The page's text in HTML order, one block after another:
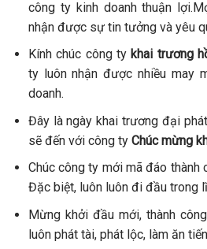
công ty kinh doanh thuận
nhận được sự tin tưởng và yêu
Kính chúc công ty khai trương
ty luôn nhận được nhiều may
doanh.
Đây là ngày khai trương đại
sẽ đến với công ty Chúc mừng
Chúc công ty mới mã đáo thành
Đặc biệt, luôn luôn đi đầu trong
Mừng khởi đầu mới, thành
luôn phát tài, phát lộc, làm ăn